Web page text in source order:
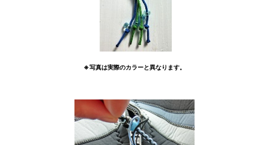
※写真は実際のカラーと異なります。